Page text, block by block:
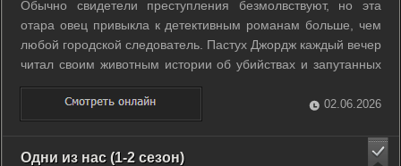
Обычно свидетели преступления безмолвствуют, но эта
отара овец привыкла к детективным романам больше, чем
любой городской следователь. Пастух Джордж каждый вечер
читал своим животным истории об убийствах и запутанных
загадках. Когда хозяина находят мертвым, овцы осознают,
что стали очевидцами идеального преступления. Они
начинают собственное ...
02.06.2026
Одни из нас (1-2 сезон)